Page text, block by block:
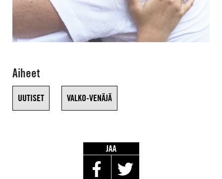
Aiheet
UUTISET VALKO-VENÄJÄ
JAA